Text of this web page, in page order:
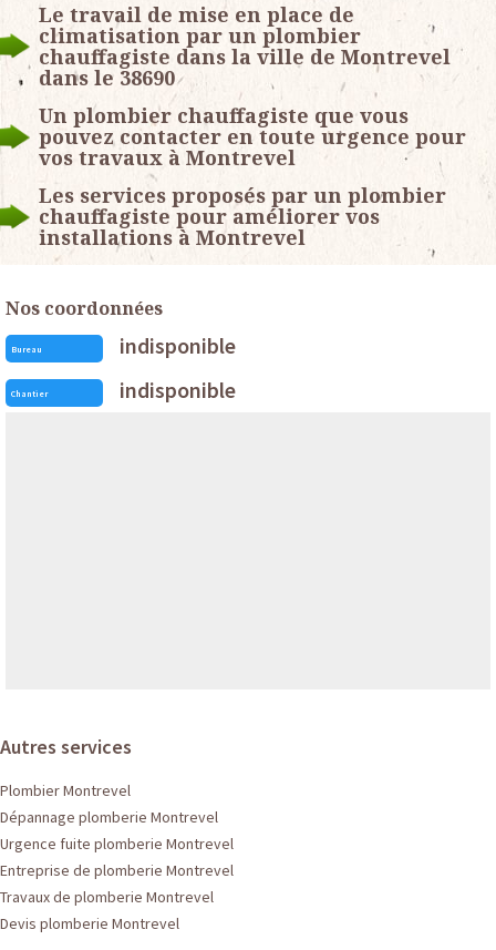
Le travail de mise en place de
climatisation par un plombier
chauffagiste dans la ville de Montrevel
dans le 38690
Un plombier chauffagiste que vous
pouvez contacter en toute urgence pour
vos travaux à Montrevel
Les services proposés par un plombier
chauffagiste pour améliorer vos
installations à Montrevel
Nos coordonnées
Bureau indisponible
Chantier indisponible
Autres services
Plombier Montrevel
Dépannage plomberie Montrevel
Urgence fuite plomberie Montrevel
Entreprise de plomberie Montrevel
Travaux de plomberie Montrevel
Devis plomberie Montrevel